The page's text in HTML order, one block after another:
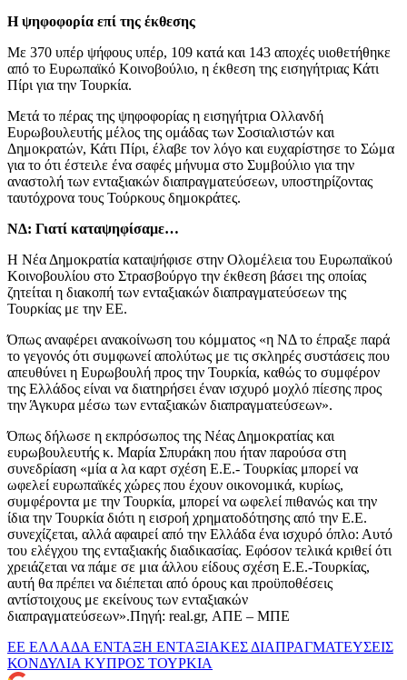
Η ψηφοφορία επί της έκθεσης
Με 370 υπέρ ψήφους υπέρ, 109 κατά και 143 αποχές υιοθετήθηκε
από το Ευρωπαϊκό Κοινοβούλιο, η έκθεση της εισηγήτριας Κάτι
Πίρι για την Τουρκία.
Μετά το πέρας της ψηφοφορίας η εισηγήτρια Ολλανδή
Ευρωβουλευτής μέλος της ομάδας των Σοσιαλιστών και
Δημοκρατών, Κάτι Πίρι, έλαβε τον λόγο και ευχαρίστησε το Σώμα
για το ότι έστειλε ένα σαφές μήνυμα στο Συμβούλιο για την
αναστολή των ενταξιακών διαπραγματεύσεων, υποστηρίζοντας
ταυτόχρονα τους Τούρκους δημοκράτες.
ΝΔ: Γιατί καταψηφίσαμε…
Η Νέα Δημοκρατία καταψήφισε στην Ολομέλεια του Ευρωπαϊκού
Κοινοβουλίου στο Στρασβούργο την έκθεση βάσει της οποίας
ζητείται η διακοπή των ενταξιακών διαπραγματεύσεων της
Τουρκίας με την ΕΕ.
Όπως αναφέρει ανακοίνωση του κόμματος «η ΝΔ το έπραξε παρά
το γεγονός ότι συμφωνεί απολύτως με τις σκληρές συστάσεις που
απευθύνει η Ευρωβουλή προς την Τουρκία, καθώς το συμφέρον
της Ελλάδος είναι να διατηρήσει έναν ισχυρό μοχλό πίεσης προς
την Άγκυρα μέσω των ενταξιακών διαπραγματεύσεων».
Όπως δήλωσε η εκπρόσωπος της Νέας Δημοκρατίας και
ευρωβουλευτής κ. Μαρία Σπυράκη που ήταν παρούσα στη
συνεδρίαση «μία α λα καρτ σχέση Ε.Ε.- Τουρκίας μπορεί να
ωφελεί ευρωπαϊκές χώρες που έχουν οικονομικά, κυρίως,
συμφέροντα με την Τουρκία, μπορεί να ωφελεί πιθανώς και την
ίδια την Τουρκία διότι η εισροή χρηματοδότησης από την Ε.Ε.
συνεχίζεται, αλλά αφαιρεί από την Ελλάδα ένα ισχυρό όπλο: Αυτό
του ελέγχου της ενταξιακής διαδικασίας. Εφόσον τελικά κριθεί ότι
χρειάζεται να πάμε σε μια άλλου είδους σχέση Ε.Ε.-Τουρκίας,
αυτή θα πρέπει να διέπεται από όρους και προϋποθέσεις
αντίστοιχους με εκείνους των ενταξιακών
διαπραγματεύσεων».Πηγή: real.gr, ΑΠΕ – ΜΠΕ
ΕΕ ΕΛΛΑΔΑ ΕΝΤΑΞΗ ΕΝΤΑΞΙΑΚΕΣ ΔΙΑΠΡΑΓΜΑΤΕΥΣΕΙΣ
ΚΟΝΔΥΛΙΑ ΚΥΠΡΟΣ ΤΟΥΡΚΙΑ